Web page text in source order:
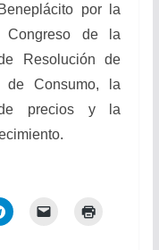
por la
Congreso de la
Resolución de
de Consumo, la
de precios y la